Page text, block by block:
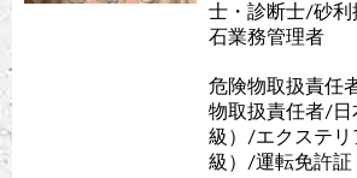
士・診断士/砂
石業務管理者
危険物取扱責任
物取扱責任者/日
級）/エクステリ
級）/運転免許証